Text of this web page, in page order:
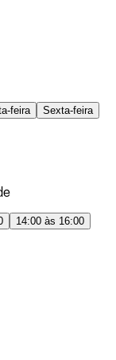
feira
Sexta-feira
14:00 às 16:00